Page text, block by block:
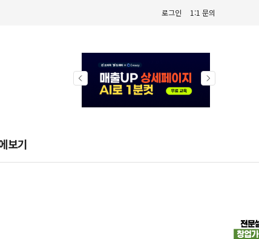
로그인 1:1 문의
보기